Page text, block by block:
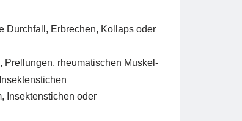
Durchfall, Erbrechen, Kollaps oder
rheumatischen Muskel-
Insektenstichen oder